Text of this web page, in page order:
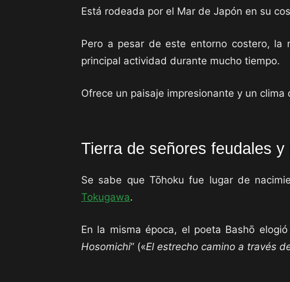
Está rodeada por el Mar de Japón en su
Pero a pesar de este entorno costero, la
principal actividad durante mucho tiempo.
Ofrece un paisaje impresionante y un
Tierra de señores feudales y
Se sabe que Tōhoku fue lugar de
Tokugawa.
En la misma época, el poeta Bashō
Hosomichi” («El estrecho camino a través